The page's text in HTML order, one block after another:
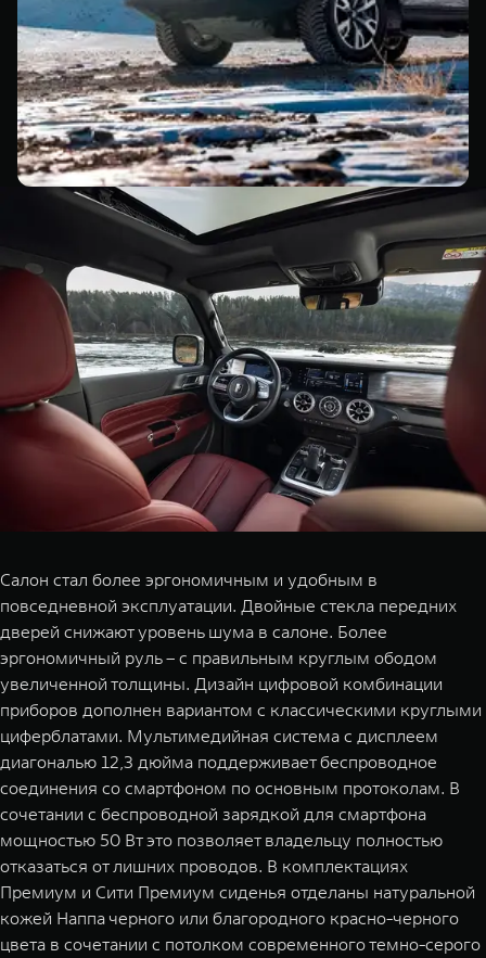
Салон стал более эргономичным и удобным в
повседневной эксплуатации. Двойные стекла передних
дверей снижают уровень шума в салоне. Более
эргономичный руль – с правильным круглым ободом
увеличенной толщины. Дизайн цифровой комбинации
приборов дополнен вариантом с классическими круглыми
циферблатами. Мультимедийная система с дисплеем
диагональю 12,3 дюйма поддерживает беспроводное
соединения со смартфоном по основным протоколам. В
сочетании с беспроводной зарядкой для смартфона
мощностью 50 Вт это позволяет владельцу полностью
отказаться от лишних проводов. В комплектациях
Премиум и Сити Премиум сиденья отделаны натуральной
кожей Наппа черного или благородного красно-черного
цвета в сочетании с потолком современного темно-серого